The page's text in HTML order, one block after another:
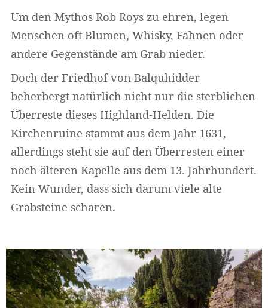
Um den Mythos Rob Roys zu ehren, legen
Menschen oft Blumen, Whisky, Fahnen oder
andere Gegenstände am Grab nieder.
Doch der Friedhof von Balquhidder
beherbergt natürlich nicht nur die sterblichen
Überreste dieses Highland-Helden. Die
Kirchenruine stammt aus dem Jahr 1631,
allerdings steht sie auf den Überresten einer
noch älteren Kapelle aus dem 13. Jahrhundert.
Kein Wunder, dass sich darum viele alte
Grabsteine scharen.